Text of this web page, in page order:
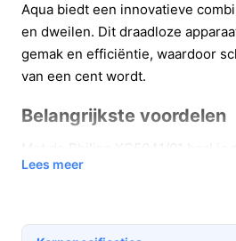
Aqua biedt een innovatieve
en dweilen. Dit draadloze
gemak en efficiëntie, waardoor
van een cent wordt.
Belangrijkste voordelen
stofzuiger in huis, maar ook een
Lees meer